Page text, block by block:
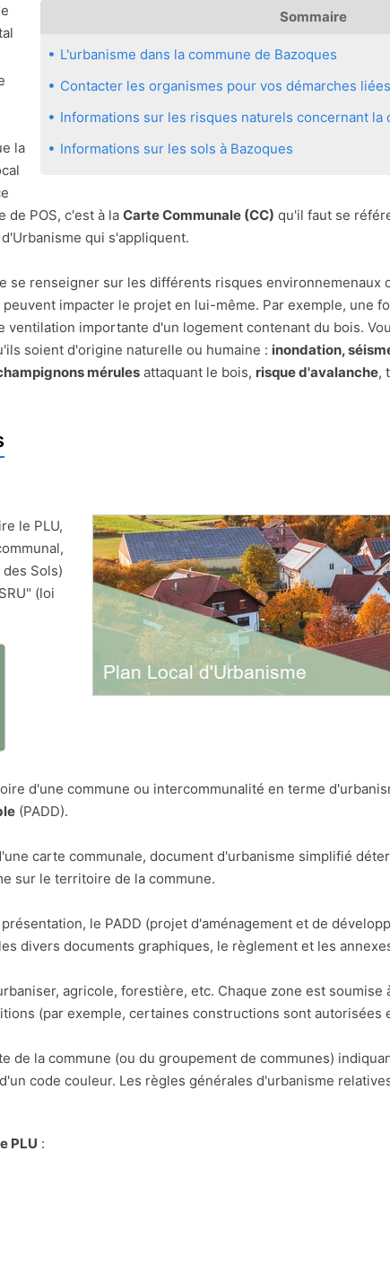
Sommaire
L'urbanisme dans la commune de Bazoques
Contacter les organismes pour vos démarches
Informations sur les risques naturels concernant la
Informations sur les sols à Bazoques
la
de POS, c'est à la Carte Communale (CC) qu'il faut se
qui s'appliquent.
se renseigner sur les différents risques environnemenaux
impacter le projet en lui-même. Par exemple, une
importante d'un logement contenant du bois.
soient d'origine naturelle ou humaine : inondation,
mérules attaquant le bois, risque d'avalanche,
le PLU,
Sols)
(loi
d'une commune ou intercommunalité en terme
(PADD).
carte communale, document d'urbanisme simplifié
sur le territoire de la commune.
le PADD (projet d'aménagement et de
divers documents graphiques, le règlement et les
agricole, forestière, etc. Chaque zone est soumise
(par exemple, certaines constructions sont autorisées
de la commune (ou du groupement de communes)
code couleur. Les règles générales d'urbanisme
PLU :